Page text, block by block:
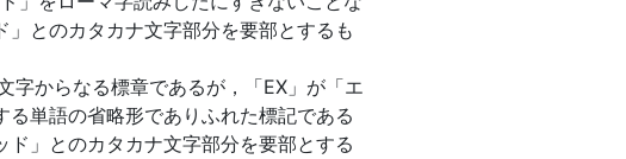
とのカタカナ文字部分を要部とするも
字からなる標章であるが，「EX」が「エ
単語の省略形でありふれた標記である
」とのカタカナ文字部分を要部とする